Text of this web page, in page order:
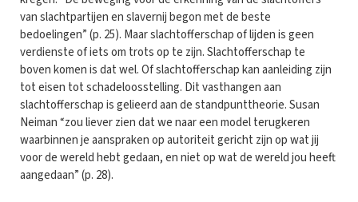
van slachtpartijen en slavernij begon met de beste
bedoelingen” (p. 25). Maar slachtofferschap of lijden is geen
verdienste of iets om trots op te zijn. Slachtofferschap te
boven komen is dat wel. Of slachtofferschap kan aanleiding zijn
tot eisen tot schadeloosstelling. Dit vasthangen aan
slachtofferschap is gelieerd aan de standpunttheorie. Susan
Neiman “zou liever zien dat we naar een model terugkeren
waarbinnen je aanspraken op autoriteit gericht zijn op wat jij
voor de wereld hebt gedaan, en niet op wat de wereld jou heeft
aangedaan” (p. 28).